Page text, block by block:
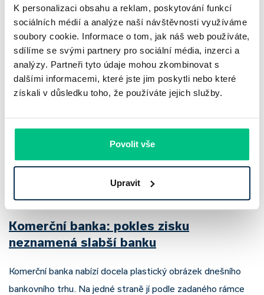
K personalizaci obsahu a reklam, poskytování funkcí
sociálních médií a analýze naší návštěvnosti využíváme
soubory cookie. Informace o tom, jak náš web používáte,
sdílíme se svými partnery pro sociální média, inzerci a
analýzy. Partneři tyto údaje mohou zkombinovat s
dalšími informacemi, které jste jim poskytli nebo které
získali v důsledku toho, že používáte jejich služby.
Povolit vše
Upravit
růstu. UniCredit Bank od 27.7.2026 zvýšila hypoteční sazby
plošně o 0,1…
Pavel Pohanka
aktualizováno: 04.08.2026
4 minuty k přečtení
Komerční banka: pokles zisku
neznamená slabší banku
Komerční banka nabízí docela plastický obrázek dnešního
bankovního trhu. Na jedné straně jí podle zadaného rámce